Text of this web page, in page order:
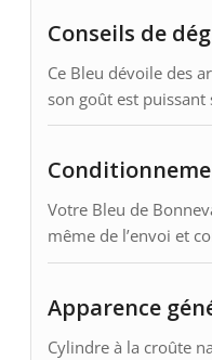
Conseils de
Ce Bleu dévoile des
son goût est
Votre Bleu de
même de l’envoi et
Apparence
Cylindre à la croûte